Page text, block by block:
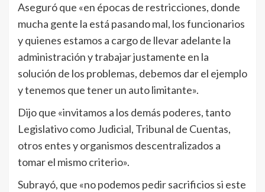
Aseguró que «en épocas de restricciones, donde
mucha gente la está pasando mal, los funcionarios
y quienes estamos a cargo de llevar adelante la
administración y trabajar justamente en la
solución de los problemas, debemos dar el ejemplo
y tenemos que tener un auto limitante».
Dijo que «invitamos a los demás poderes, tanto
Legislativo como Judicial, Tribunal de Cuentas,
otros entes y organismos descentralizados a
tomar el mismo criterio».
Subrayó, que «no podemos pedir sacrificios si este